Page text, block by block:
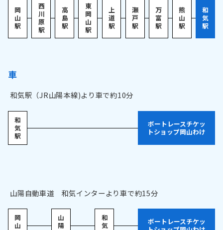
岡
山
駅
西
川
原
駅
高
島
駅
東
岡
山
駅
上
道
駅
瀬
戸
駅
万
富
駅
熊
山
駅
和
気
駅
車
和気駅（JR山陽本線)より車で約10分
和
気
駅
ボートレースチケッ
トショップ岡山わけ
山陽自動車道 和気インターより車で約15分
岡
山
山
陽
和
気
ボートレースチケッ